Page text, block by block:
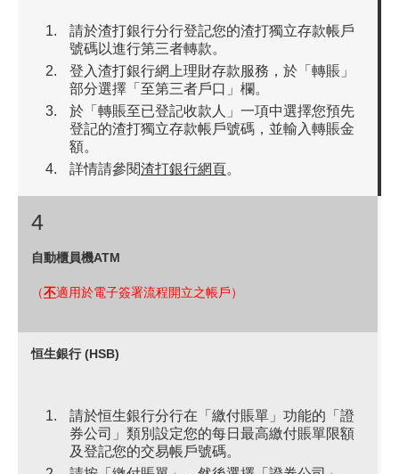
請於渣打銀行分行登記您的渣打獨立存款帳戶
號碼以進行第三者轉款。
登入渣打銀行網上理財存款服務，於「轉賬」
部分選擇「至第三者戶口」欄。
於「轉賬至已登記收款人」一項中選擇您預先
登記的渣打獨立存款帳戶號碼，並輸入轉賬金
額。
詳情請參閱渣打銀行網頁。
4
自動櫃員機ATM
（不適用於電子簽署流程開立之帳戶）
恒生銀行 (HSB)
請於恒生銀行分行在「繳付賬單」功能的「證
券公司」類別設定您的每日最高繳付賬單限額
及登記您的交易帳戶號碼。